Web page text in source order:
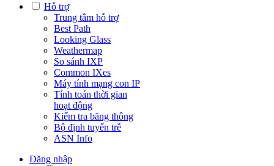
Hỗ trợ
Trung tâm hỗ trợ
Best Path
Looking Glass
Weathermap
So sánh IXP
Common IXes
Máy tính mạng con IP
Tính toán thời gian
hoạt động
Kiểm tra băng thông
Bộ định tuyến trễ
ASN Info
Đăng nhập